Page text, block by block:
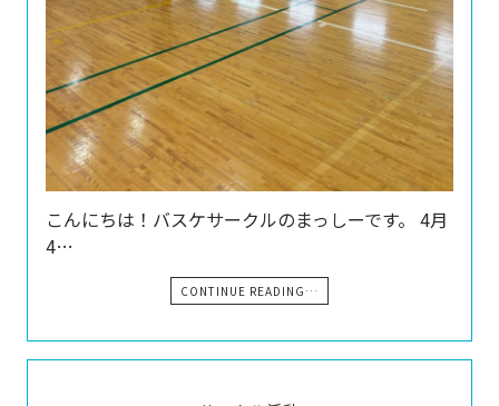
こんにちは！バスケサークルのまっしーです。 4月
4…
CONTINUE READING…